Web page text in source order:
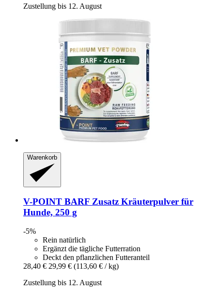
Zustellung bis 12. August
Warenkorb
V-POINT BARF Zusatz Kräuterpulver für
Hunde, 250 g
-5%
Rein natürlich
Ergänzt die tägliche Futterration
Deckt den pflanzlichen Futteranteil
28,40 € 29,99 € (113,60 € / kg)
Zustellung bis 12. August